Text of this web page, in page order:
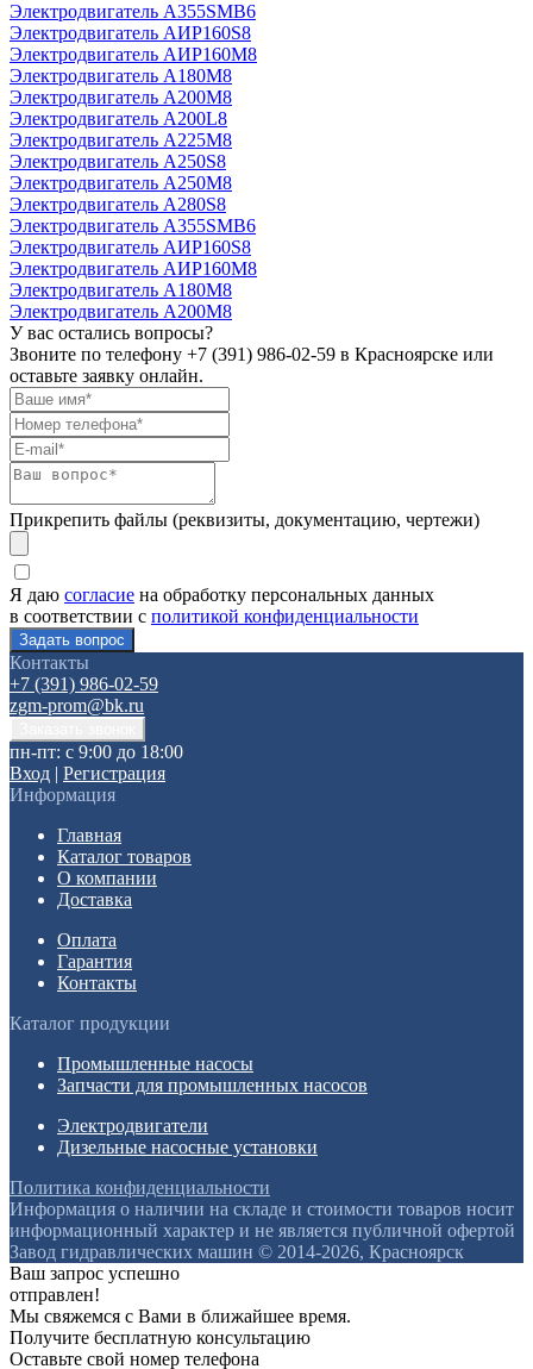
Электродвигатель А355SМВ6
Электродвигатель АИР160S8
Электродвигатель АИР160М8
Электродвигатель А180М8
Электродвигатель А200М8
Электродвигатель А200L8
Электродвигатель А225М8
Электродвигатель А250S8
Электродвигатель А250М8
Электродвигатель А280S8
Электродвигатель А355SМВ6
Электродвигатель АИР160S8
Электродвигатель АИР160М8
Электродвигатель А180М8
Электродвигатель А200М8
У вас остались вопросы?
Звоните по телефону +7 (391) 986-02-59 в Красноярске или
оставьте заявку онлайн.
Прикрепить файлы (реквизиты, документацию, чертежи)
Я даю согласие на обработку персональных данных
в соответствии с политикой конфиденциальности
Контакты
+7 (391) 986-02-59
zgm-prom@bk.ru
пн-пт: с 9:00 до 18:00
Вход | Регистрация
Информация
Главная
Каталог товаров
О компании
Доставка
Оплата
Гарантия
Контакты
Каталог продукции
Промышленные насосы
Запчасти для промышленных насосов
Электродвигатели
Дизельные насосные установки
Политика конфиденциальности
Информация о наличии на складе и стоимости товаров носит
информационный характер и не является публичной офертой
Завод гидравлических машин © 2014-2026, Красноярск
Ваш запрос успешно
отправлен!
Мы свяжемся с Вами в ближайшее время.
Получите бесплатную консультацию
Оставьте свой номер телефона